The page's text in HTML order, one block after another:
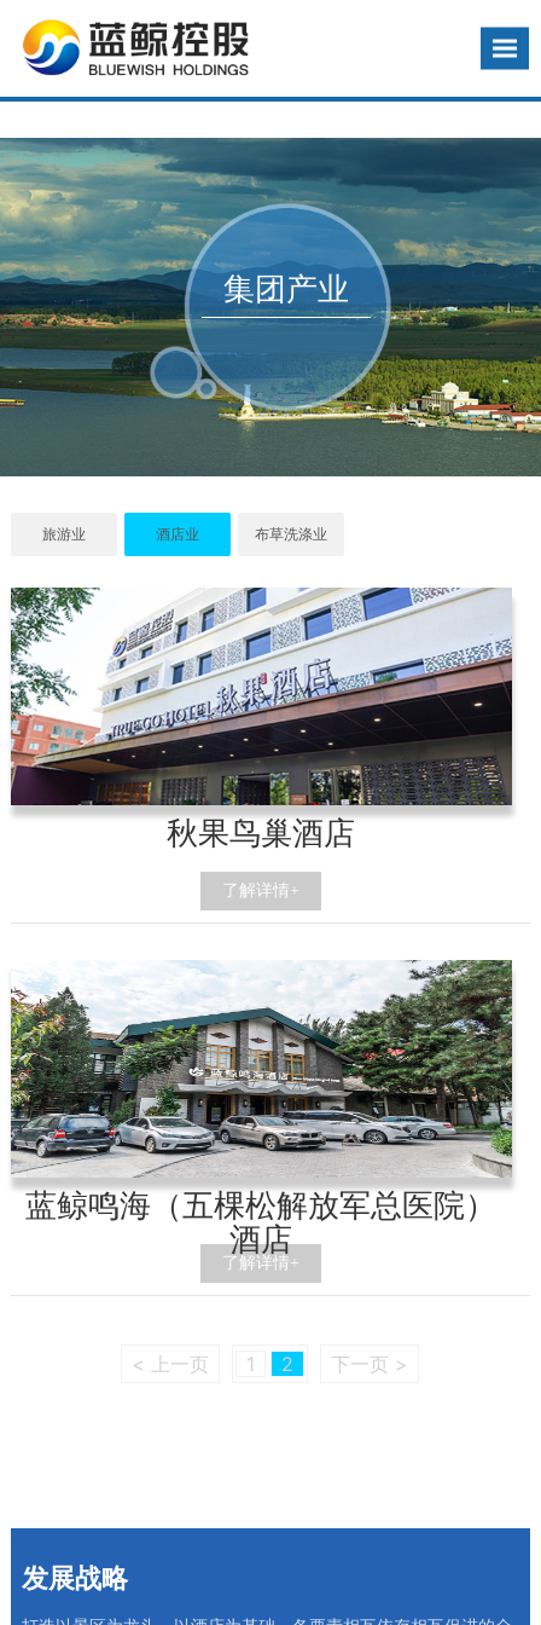
集团产业
旅游业 酒店业 布草洗涤业
秋果鸟巢酒店
了解详情+
蓝鲸鸣海（五棵松解放军总医院）
酒店
了解详情+
< 上一页 1 2 下一页 >
发展战略